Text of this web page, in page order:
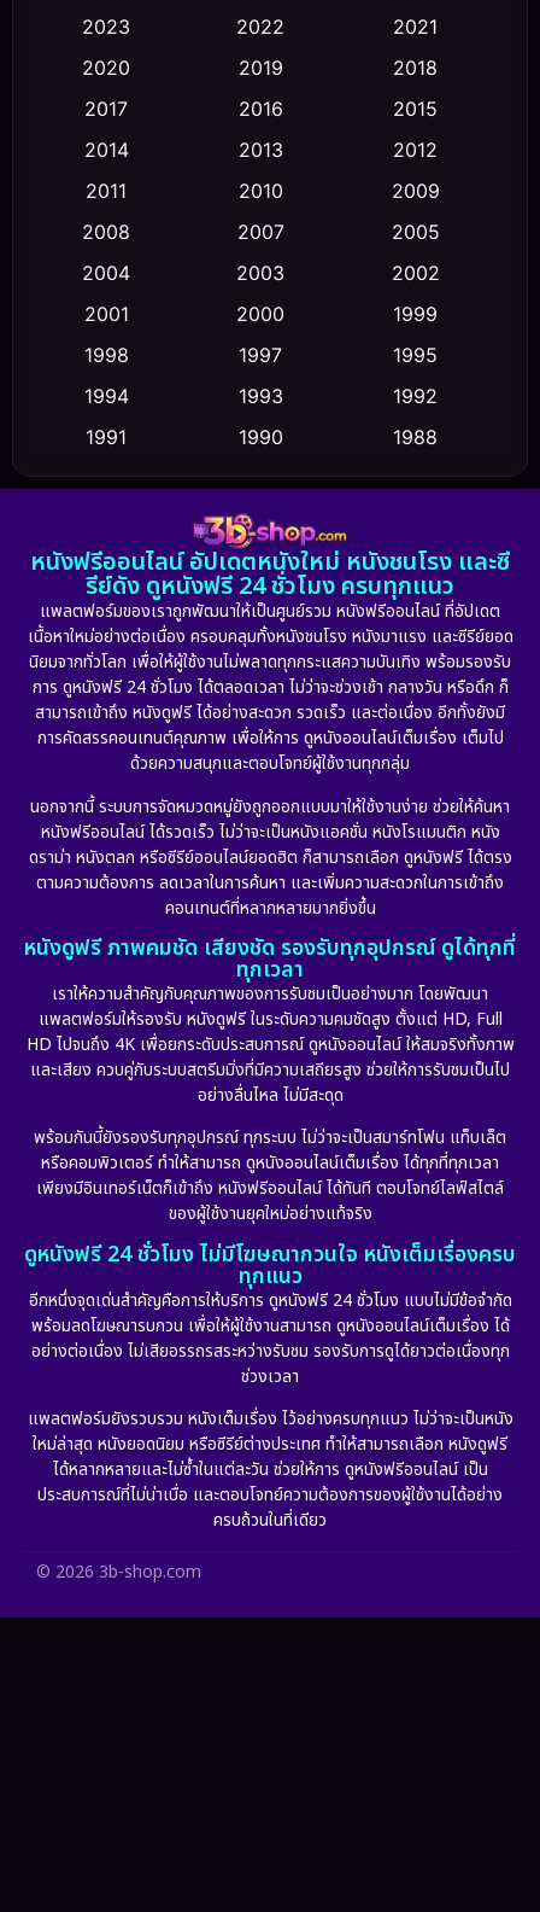
Classic หนังคลาสสิก (23)
Comedy ตลก (470)
Conspiracy
Crime อาชญากรรม (352)
Culture (23)
Dance เต้น
Detective สืบสวน (5)
Detective สืบสวน (56)
Disaster (10)
Disney+ (23)
Drama ดราม่า (887)
Dystopian (17)
Emotional (101)
Epic มหากาพย์ (17)
Erotic (10)
Fantasy จินตนาการ (256)
Film
Gothic (6)
HBO GO (11)
HBO Max (2)
Healing
Heist (7)
2023
2022
2021
2020
2019
2018
2017
2016
2015
2014
2013
2012
2011
2010
2009
2008
2007
2005
2004
2003
2002
2001
2000
1999
1998
1997
1995
1994
1993
1992
1991
1990
1988
1986
1985
1983
1981
1974
1971 1962
หนังฟรีออนไลน์ อัปเดตหนังใหม่ หนังชนโรง และซี
รีย์ดัง ดูหนังฟรี 24 ชั่วโมง ครบทุกแนว
แพลตฟอร์มของเราถูกพัฒนาให้เป็นศูนย์รวม หนังฟรีออนไลน์ ที่อัปเดต
เนื้อหาใหม่อย่างต่อเนื่อง ครอบคลุมทั้งหนังชนโรง หนังมาแรง และซีรีย์ยอด
นิยมจากทั่วโลก เพื่อให้ผู้ใช้งานไม่พลาดทุกกระแสความบันเทิง พร้อมรองรับ
การ ดูหนังฟรี 24 ชั่วโมง ได้ตลอดเวลา ไม่ว่าจะช่วงเช้า กลางวัน หรือดึก ก็
สามารถเข้าถึง หนังดูฟรี ได้อย่างสะดวก รวดเร็ว และต่อเนื่อง อีกทั้งยังมี
การคัดสรรคอนเทนต์คุณภาพ เพื่อให้การ ดูหนังออนไลน์เต็มเรื่อง เต็มไป
ด้วยความสนุกและตอบโจทย์ผู้ใช้งานทุกกลุ่ม
นอกจากนี้ ระบบการจัดหมวดหมู่ยังถูกออกแบบมาให้ใช้งานง่าย ช่วยให้ค้นหา
หนังฟรีออนไลน์ ได้รวดเร็ว ไม่ว่าจะเป็นหนังแอคชั่น หนังโรแมนติก หนัง
ดราม่า หนังตลก หรือซีรีย์ออนไลน์ยอดฮิต ก็สามารถเลือก ดูหนังฟรี ได้ตรง
ตามความต้องการ ลดเวลาในการค้นหา และเพิ่มความสะดวกในการเข้าถึง
คอนเทนต์ที่หลากหลายมากยิ่งขึ้น
หนังดูฟรี ภาพคมชัด เสียงชัด รองรับทุกอุปกรณ์ ดูได้ทุกที่
ทุกเวลา
เราให้ความสำคัญกับคุณภาพของการรับชมเป็นอย่างมาก โดยพัฒนา
แพลตฟอร์มให้รองรับ หนังดูฟรี ในระดับความคมชัดสูง ตั้งแต่ HD, Full
HD ไปจนถึง 4K เพื่อยกระดับประสบการณ์ ดูหนังออนไลน์ ให้สมจริงทั้งภาพ
และเสียง ควบคู่กับระบบสตรีมมิ่งที่มีความเสถียรสูง ช่วยให้การรับชมเป็นไป
อย่างลื่นไหล ไม่มีสะดุด
พร้อมกันนี้ยังรองรับทุกอุปกรณ์ ทุกระบบ ไม่ว่าจะเป็นสมาร์ทโฟน แท็บเล็ต
หรือคอมพิวเตอร์ ทำให้สามารถ ดูหนังออนไลน์เต็มเรื่อง ได้ทุกที่ทุกเวลา
เพียงมีอินเทอร์เน็ตก็เข้าถึง หนังฟรีออนไลน์ ได้ทันที ตอบโจทย์ไลฟ์สไตล์
ของผู้ใช้งานยุคใหม่อย่างแท้จริง
ดูหนังฟรี 24 ชั่วโมง ไม่มีโฆษณากวนใจ หนังเต็มเรื่องครบ
ทุกแนว
อีกหนึ่งจุดเด่นสำคัญคือการให้บริการ ดูหนังฟรี 24 ชั่วโมง แบบไม่มีข้อจำกัด
พร้อมลดโฆษณารบกวน เพื่อให้ผู้ใช้งานสามารถ ดูหนังออนไลน์เต็มเรื่อง ได้
อย่างต่อเนื่อง ไม่เสียอรรถรสระหว่างรับชม รองรับการดูได้ยาวต่อเนื่องทุก
ช่วงเวลา
แพลตฟอร์มยังรวบรวม หนังเต็มเรื่อง ไว้อย่างครบทุกแนว ไม่ว่าจะเป็นหนัง
ใหม่ล่าสุด หนังยอดนิยม หรือซีรีย์ต่างประเทศ ทำให้สามารถเลือก หนังดูฟรี
ได้หลากหลายและไม่ซ้ำในแต่ละวัน ช่วยให้การ ดูหนังฟรีออนไลน์ เป็น
ประสบการณ์ที่ไม่น่าเบื่อ และตอบโจทย์ความต้องการของผู้ใช้งานได้อย่าง
ครบถ้วนในที่เดียว
© 2026 3b-shop.com